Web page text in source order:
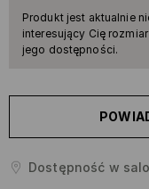
Produkt jest aktualnie
interesujący Cię
jego dostępności.
Dostępność w